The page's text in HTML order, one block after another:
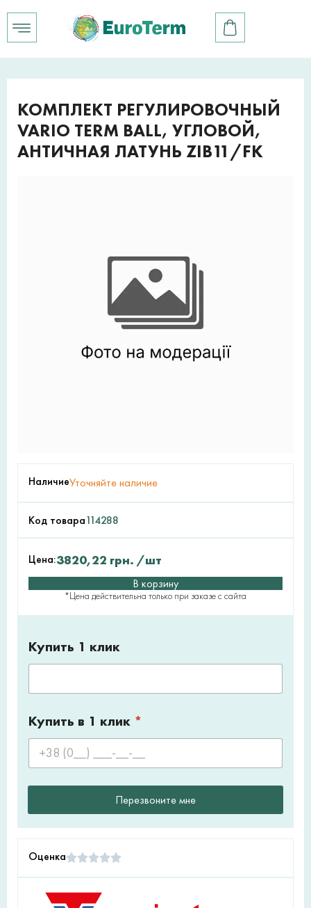
КОМПЛЕКТ РЕГУЛИРОВОЧНЫЙ
VARIO TERM BALL, УГЛОВОЙ,
АНТИЧНАЯ ЛАТУНЬ ZIB11/FK
НаличиеУточняйте наличие
Код товара114288
Цена:3820,22 грн. /шт
В корзину
*Цена действительна только при заказе с сайта
Купить 1 клик
Купить в 1 клик *
Перезвоните мне
Оценка